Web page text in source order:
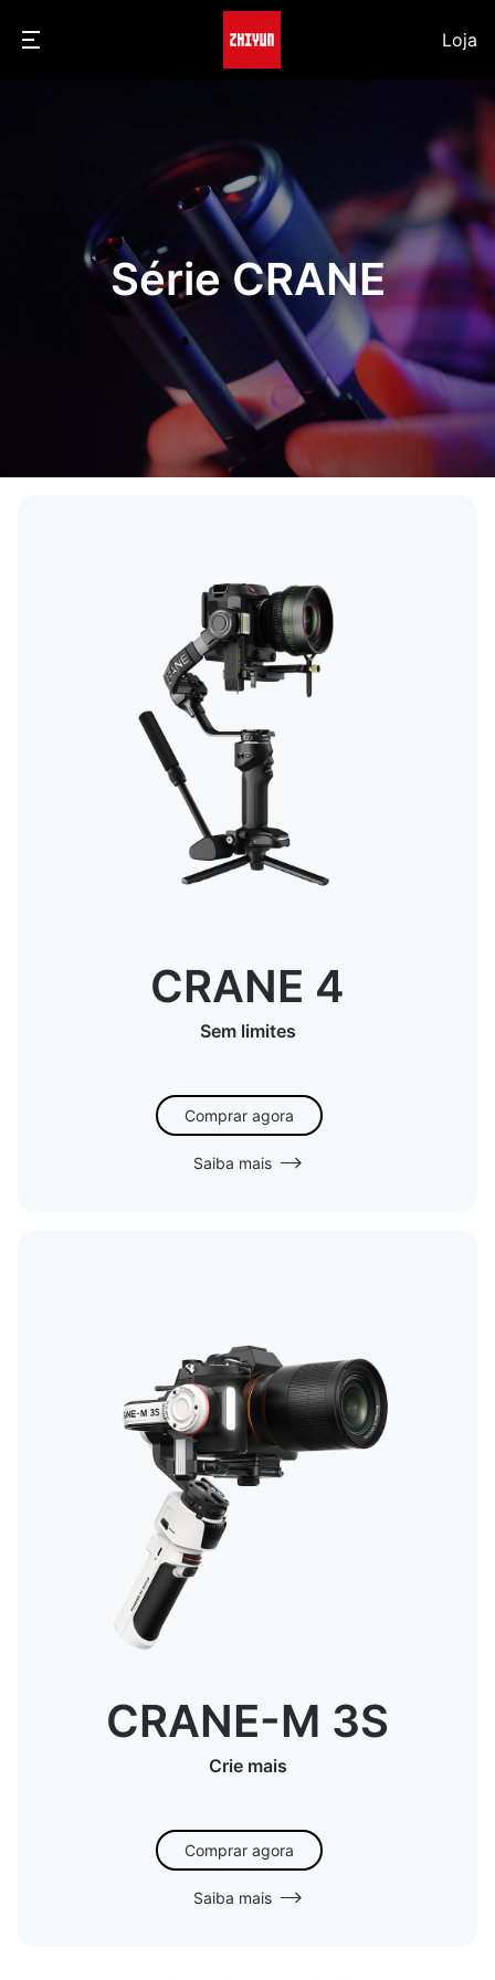
Loja
Série CRANE
CRANE 4
Sem limites
Comprar agora
Saiba mais
CRANE-M 3S
Crie mais
Comprar agora
Saiba mais